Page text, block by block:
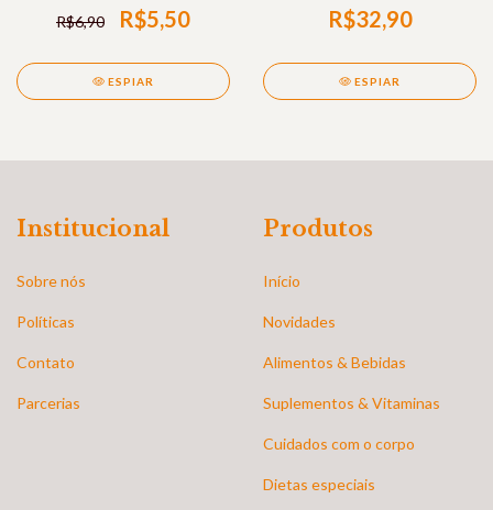
R$6,90 R$5,50
ESPIAR
R$32,90
ESPIAR
Institucional
Sobre nós
Políticas
Contato
Parcerias
Produtos
Início
Novidades
Alimentos & Bebidas
Suplementos & Vitaminas
Cuidados com o corpo
Dietas especiais